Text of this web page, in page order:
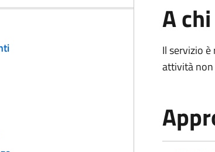
A
Il servizio
attività non